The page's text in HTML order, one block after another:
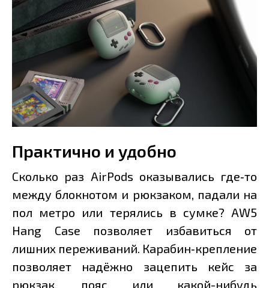
Практично и удобно
Сколько раз AirPods оказывались где‑то
между блокнотом и рюкзаком, падали на
пол метро или терялись в сумке? AW5
Hang Case позволяет избавиться от
лишних переживаний. Карабин‑крепление
позволяет надёжно зацепить кейс за
рюкзак, пояс или какой-нибудь